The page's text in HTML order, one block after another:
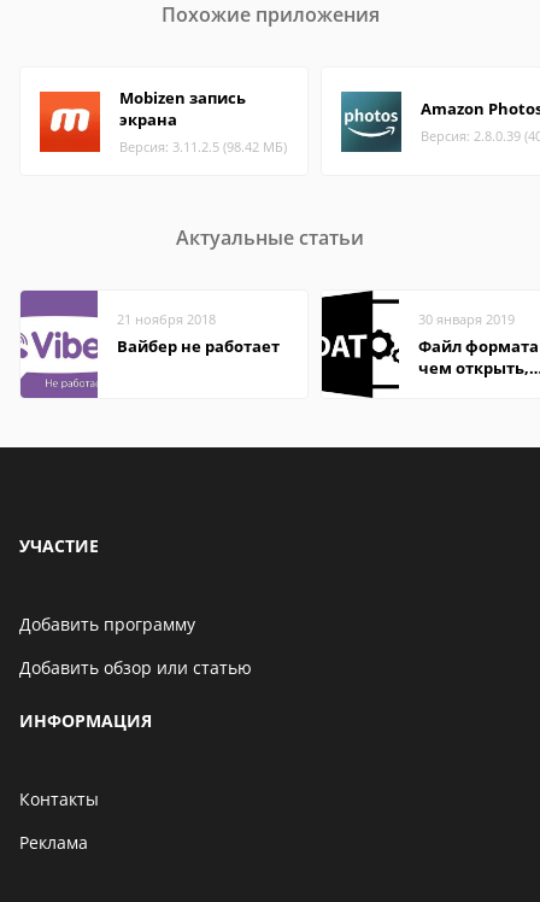
Похожие приложения
Mobizen запись
экрана
Версия: 3.11.2.5 (98.42 МБ)
Amazon
Версия: 2.8.0.39
Актуальные статьи
21 ноября 2018
Вайбер не работает
30 января 2019
Файл формата
чем открыть,
УЧАСТИЕ
Добавить программу
Добавить обзор или статью
ИНФОРМАЦИЯ
Контакты
Реклама